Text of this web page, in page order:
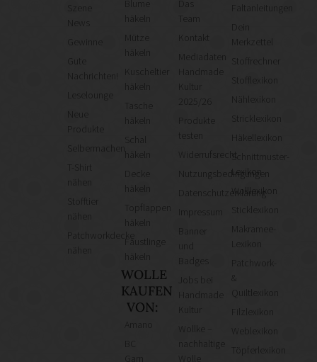
News
Gute
Nachrichten!
Leselounge
Produkte
Selbermachen
T-Shirt
Stofftier
Patchworkdecke
häkeln
Mütze
häkeln
Kuscheltier
häkeln
Tasche
häkeln
Topflappen
häkeln
Fäustlinge
WOLLE
KAUFEN
VON:
Team
Kontakt
Mediadaten
Kultur
2025/26
Produkte
testen
Widerrufsrecht
Nutzungsbedingungen
Datenschutzerklärung
Kultur
Wollke –
nachhaltige
Faltanleitungen
Merkzettel
Stoffrechner
Stofflexikon
Nählexikon
Stricklexikon
Häkellexikon
Schnittmuster-
Lexikon
Wolllexikon
Sticklexikon
Makramee-
Lexikon
Patchwork-
&
Quiltlexikon
Weblexikon
Töpferlexikon